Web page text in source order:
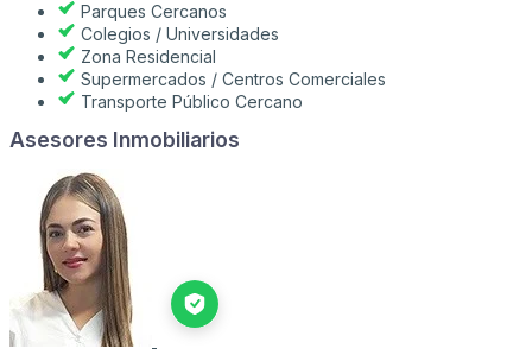
Parques Cercanos
Colegios / Universidades
Zona Residencial
Supermercados / Centros Comerciales
Transporte Público Cercano
Asesores Inmobiliarios